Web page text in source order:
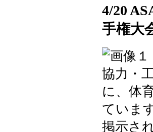
4/20
手権大
協力・
に、体
ていま
掲示さ